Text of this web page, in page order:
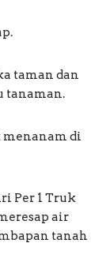
taman dan
tanaman.
di
Per 1 Truk
air
tanah